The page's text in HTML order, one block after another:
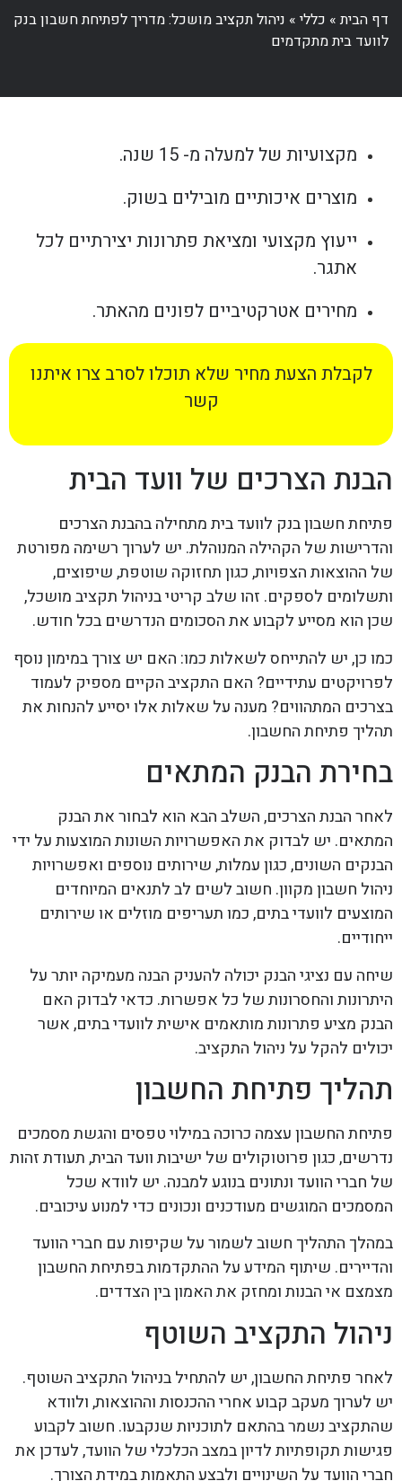
דף הבית» כללי» ניהול תקציב מושכל: מדריך לפתיחת חשבון בנק
לוועד בית מתקדמים
מקצועיות של למעלה מ- 15 שנה.
מוצרים איכותיים מובילים בשוק.
ייעוץ מקצועי ומציאת פתרונות יצירתיים לכל
אתגר.
מחירים אטרקטיביים לפונים מהאתר.
לקבלת הצעת מחיר שלא תוכלו לסרב צרו איתנו
קשר
הבנת הצרכים של וועד הבית
פתיחת חשבון בנק לוועד בית מתחילה בהבנת הצרכים
והדרישות של הקהילה המנוהלת. יש לערוך רשימה מפורטת
של ההוצאות הצפויות, כגון תחזוקה שוטפת, שיפוצים,
ותשלומים לספקים. זהו שלב קריטי בניהול תקציב מושכל,
שכן הוא מסייע לקבוע את הסכומים הנדרשים בכל חודש.
כמו כן, יש להתייחס לשאלות כמו: האם יש צורך במימון נוסף
לפרויקטים עתידיים? האם התקציב הקיים מספיק לעמוד
בצרכים המתהווים? מענה על שאלות אלו יסייע להנחות את
תהליך פתיחת החשבון.
בחירת הבנק המתאים
לאחר הבנת הצרכים, השלב הבא הוא לבחור את הבנק
המתאים. יש לבדוק את האפשרויות השונות המוצעות על ידי
הבנקים השונים, כגון עמלות, שירותים נוספים ואפשרויות
ניהול חשבון מקוון. חשוב לשים לב לתנאים המיוחדים
המוצעים לוועדי בתים, כמו תעריפים מוזלים או שירותים
ייחודיים.
שיחה עם נציגי הבנק יכולה להעניק הבנה מעמיקה יותר על
היתרונות והחסרונות של כל אפשרות. כדאי לבדוק האם
הבנק מציע פתרונות מותאמים אישית לוועדי בתים, אשר
יכולים להקל על ניהול התקציב.
תהליך פתיחת החשבון
פתיחת החשבון עצמה כרוכה במילוי טפסים והגשת מסמכים
נדרשים, כגון פרוטוקולים של ישיבות וועד הבית, תעודת זהות
של חברי הוועד ונתונים בנוגע למבנה. יש לוודא שכל
המסמכים המוגשים מעודכנים ונכונים כדי למנוע עיכובים.
במהלך התהליך חשוב לשמור על שקיפות עם חברי הוועד
והדיירים. שיתוף המידע על ההתקדמות בפתיחת החשבון
מצמצם אי הבנות ומחזק את האמון בין הצדדים.
ניהול התקציב השוטף
לאחר פתיחת החשבון, יש להתחיל בניהול התקציב השוטף.
יש לערוך מעקב קבוע אחרי ההכנסות וההוצאות, ולוודא
שהתקציב נשמר בהתאם לתוכניות שנקבעו. חשוב לקבוע
פגישות תקופתיות לדיון במצב הכלכלי של הוועד, לעדכן את
חברי הוועד על השינויים ולבצע התאמות במידת הצורך.